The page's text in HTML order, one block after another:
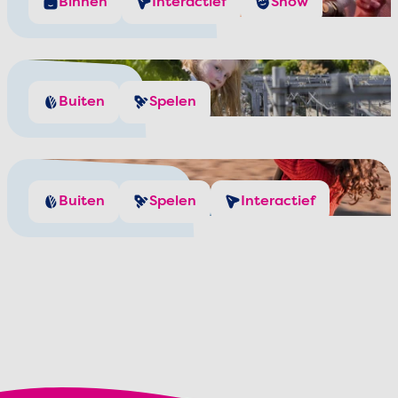
Treinen
Buiten Spelen
Speeltuinen
Buiten Spelen Interactief